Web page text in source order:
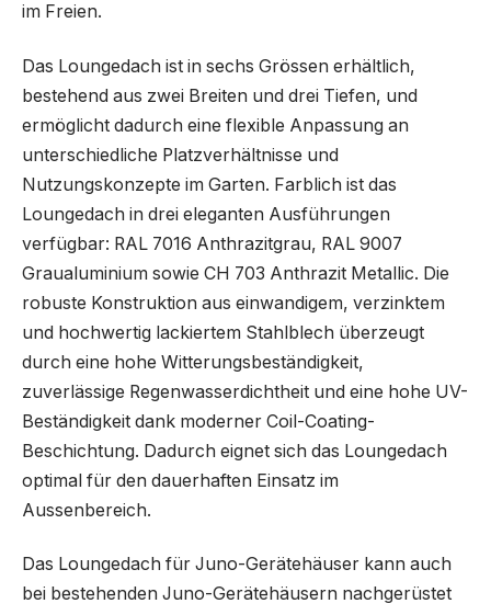
im Freien.
Das Loungedach ist in sechs Grössen erhältlich,
bestehend aus zwei Breiten und drei Tiefen, und
ermöglicht dadurch eine flexible Anpassung an
unterschiedliche Platzverhältnisse und
Nutzungskonzepte im Garten. Farblich ist das
Loungedach in drei eleganten Ausführungen
verfügbar: RAL 7016 Anthrazitgrau, RAL 9007
Graualuminium sowie CH 703 Anthrazit Metallic. Die
robuste Konstruktion aus einwandigem, verzinktem
und hochwertig lackiertem Stahlblech überzeugt
durch eine hohe Witterungsbeständigkeit,
zuverlässige Regenwasserdichtheit und eine hohe UV-
Beständigkeit dank moderner Coil-Coating-
Beschichtung. Dadurch eignet sich das Loungedach
optimal für den dauerhaften Einsatz im
Aussenbereich.
Das Loungedach für Juno-Gerätehäuser kann auch
bei bestehenden Juno-Gerätehäusern nachgerüstet